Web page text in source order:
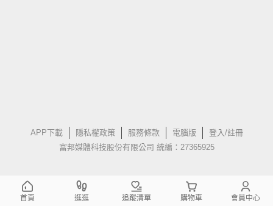
APP下載 隱私權政策 服務條款 電腦版
登入/註冊
富邦媒體科技股份有限公司 統編：27365925
首頁 逛逛 追蹤清單 購物車 會員中心